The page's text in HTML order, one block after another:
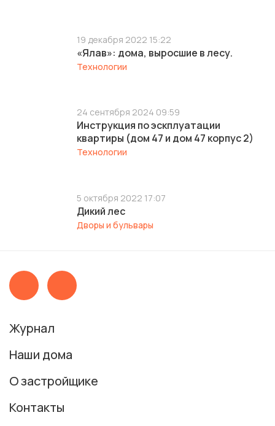
19 декабря 2022 15:22
«Ялав»: дома, выросшие в лесу.
Технологии
24 сентября 2024 09:59
Инструкция по эскплуатации
квартиры (дом 47 и дом 47 корпус 2)
Технологии
5 октября 2022 17:07
Дикий лес
Дворы и бульвары
Журнал
Наши дома
О застройщике
Контакты